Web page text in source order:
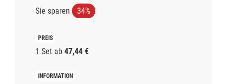
Sie sparen 34%
1 Set ab 47,44 €